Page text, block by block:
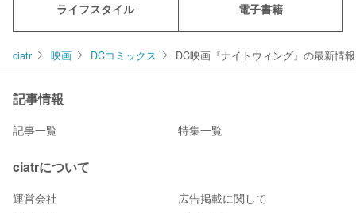
ライフスタイル 電子書籍
ciatr 映画 DCコミックス DC映画『ナイトウィング』の最新情
記事情報
記事一覧 特集一覧
ciatrについて
運営会社
広告掲載に関して